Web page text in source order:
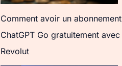
Comment avoir un abonnement
ChatGPT Go gratuitement avec
Revolut